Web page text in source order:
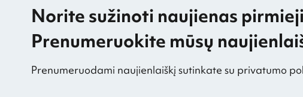
Norite sužinoti naujienas
Prenumeruokite mūsų
Prenumeruodami naujienlaiškį sutinkate su privatumo